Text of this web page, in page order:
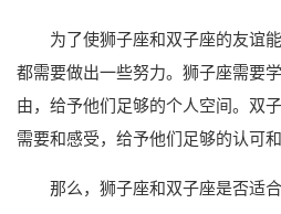
为了使狮子座和双子座的友谊
都需要做出一些努力。狮子座需要
由，给予他们足够的个人空间。双
需要和感受，给予他们足够的认可和
那么，狮子座和双子座是否适合